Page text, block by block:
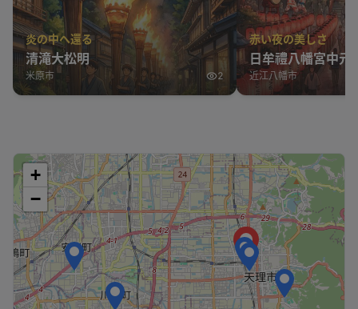
炎の中へ還る
清滝大松明
米原市 2
赤い夜の美しさ
日牟禮八幡宮中元
近江八幡市
+
−